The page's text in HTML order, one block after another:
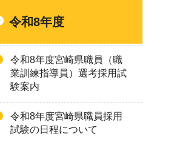
令和8年度
令和8年度宮崎県職員（職
業訓練指導員）選考採用試
験案内
令和8年度宮崎県職員採用
試験の日程について